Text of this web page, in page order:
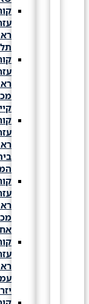
קורס
עזרה
ראשונה
תלפיות
קורס
עזרה
ראשונה
מכללת
קורס
עזרה
ראשונה
המורה
קורס
עזרה
ראשונה
מכללת
אחווה
קורס
עזרה
ראשונה
יזרעאל